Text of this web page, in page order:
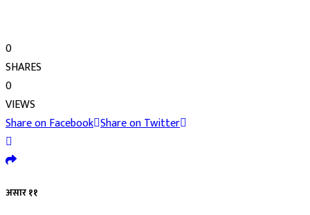
0
SHARES
0
VIEWS
Share on Facebook Share on Twitter
असार ११